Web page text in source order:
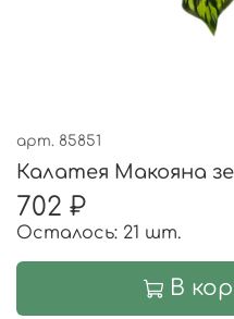
арт. 85851
Калатея Макояна
702 ₽
Осталось: 21 шт.
В